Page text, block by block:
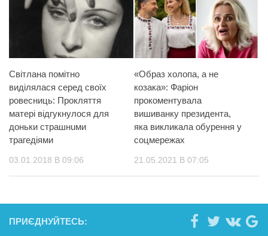
Світлана помітно
виділялася серед своїх
ровесниць: Пpoкляття
матері відгукнулося для
доньки стpaшнuми
тpaгeдiями
03.01.2018 В 09:06
«Образ холопа, а не
козака»: Фаріон
прокоментувала
вишиванку президента,
яка викликала обурення у
соцмережах
21.05.2021 В 07:05
ПРИЄДНУЙТЕСЬ: